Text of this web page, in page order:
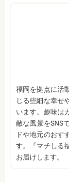
福岡を拠点に活
じる些細な幸せ
います。趣味は
敵な風景をSNS
ドや地元のおす
す。『マチしる
お届けします。